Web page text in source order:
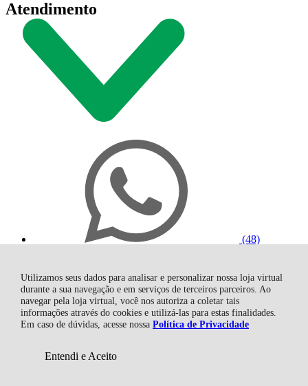
Utilizamos seus dados para analisar e personalizar nossa loja virtual
durante a sua navegação e em serviços de terceiros parceiros. Ao
navegar pela loja virtual, você nos autoriza a coletar tais
informações através do cookies e utilizá-las para estas finalidades.
Em caso de dúvidas, acesse nossa Política de Privacidade
Entendi e Aceito
Atendimento
(48)